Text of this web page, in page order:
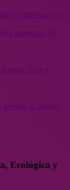
a amenazas de
el cultivo
Ecológica y